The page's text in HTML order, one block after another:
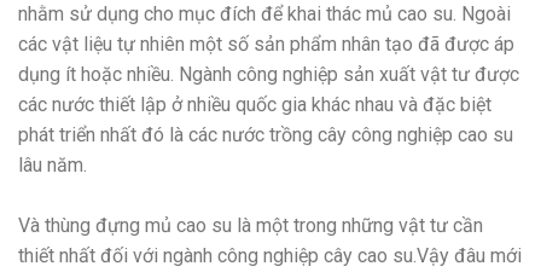
nhằm sử dụng cho mục đích để khai thác mủ cao su. Ngoài
các vật liệu tự nhiên một số sản phẩm nhân tạo đã được áp
dụng ít hoặc nhiều. Ngành công nghiệp sản xuất vật tư được
các nước thiết lập ở nhiều quốc gia khác nhau và đặc biệt
phát triển nhất đó là các nước trồng cây công nghiệp cao su
lâu năm.
Và thùng đựng mủ cao su là một trong những vật tư cần
thiết nhất đối với ngành công nghiệp cây cao su.Vậy đâu mới